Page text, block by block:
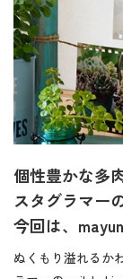
個性豊かな多
スタグラマー
今回は、
ぬくもり溢れるか